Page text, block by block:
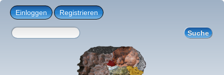
Einloggen Registrieren